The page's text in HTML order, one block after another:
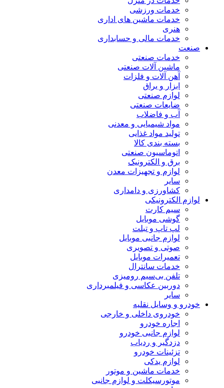
خدمات ورزشی
خدمات ماشین های اداری
هنری
خدمات مالی و حسابداری
صنعت
خدمات صنعتی
ماشین آلات صنعتی
آهن آلات و فلزات
ابزار و یراق
لوازم صنعتی
ضایعات صنعتی
آب و فاضلاب
مواد شیمیایی و معدنی
تولید مواد غذایی
بسته بندی کالا
اتوماسیون صنعتی
برق و الکترونیک
لوازم و تجهیزات معدن
سایر
کشاورزی و دامداری
لوازم الکترونیکی
سیم کارت
گوشی موبایل
لپ تاپ و تبلت
لوازم جانبی موبایل
صوتی و تصویری
تعمیرات موبایل
خدمات سانترال
تلفن بی‌سیم رومیزی
دوربین عکاسی و فیلمبرداری
سایر
خودرو و وسایل نقلیه
خودروی داخلی و خارجی
اجاره خودرو
لوازم جانبی خودرو
دزدگیر و ردیاب
تزئینات خودرو
لوازم یدکی
خدمات ماشین و موتور
موتورسیکلت و لوازم جانبی